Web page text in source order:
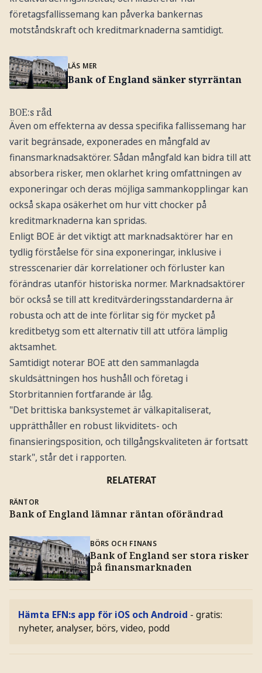
företagsfallissemang kan påverka bankernas
motståndskraft och kreditmarknaderna samtidigt.
LÄS MER
Bank of England sänker styrräntan
BOE:s råd
Även om effekterna av dessa specifika fallissemang har
varit begränsade, exponerades en mångfald av
finansmarknadsaktörer. Sådan mångfald kan bidra till att
absorbera risker, men oklarhet kring omfattningen av
exponeringar och deras möjliga sammankopplingar kan
också skapa osäkerhet om hur vitt chocker på
kreditmarknaderna kan spridas.
Enligt BOE är det viktigt att marknadsaktörer har en
tydlig förståelse för sina exponeringar, inklusive i
stresscenarier där korrelationer och förluster kan
förändras utanför historiska normer. Marknadsaktörer
bör också se till att kreditvärderingsstandarderna är
robusta och att de inte förlitar sig för mycket på
kreditbetyg som ett alternativ till att utföra lämplig
aktsamhet.
Samtidigt noterar BOE att den sammanlagda
skuldsättningen hos hushåll och företag i
Storbritannien fortfarande är låg.
"Det brittiska banksystemet är välkapitaliserat,
upprätthåller en robust likviditets- och
finansieringsposition, och tillgångskvaliteten är fortsatt
stark", står det i rapporten.
RELATERAT
RÄNTOR
Bank of England lämnar räntan oförändrad
BÖRS OCH FINANS
Bank of England ser stora risker
på finansmarknaden
Hämta EFN:s app för iOS och Android - gratis:
nyheter, analyser, börs, video, podd